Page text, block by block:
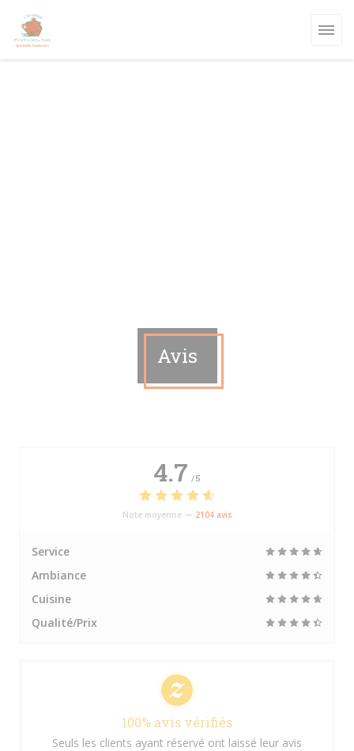
Avis
4.7 /5
Note moyenne — 2104 avis
Service
Ambiance
Cuisine
Qualité/Prix
100% avis vérifiés
Seuls les clients ayant réservé ont laissé leur avis